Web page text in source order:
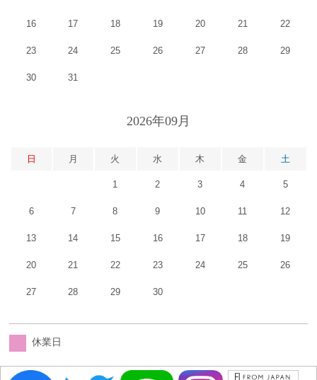
16 17 18 19 20 21 22
23 24 25 26 27 28 29
30 31
2026年09月
日 月 火 水 木 金 土
1 2 3 4 5
6 7 8 9 10 11 12
13 14 15 16 17 18 19
20 21 22 23 24 25 26
27 28 29 30
休業日